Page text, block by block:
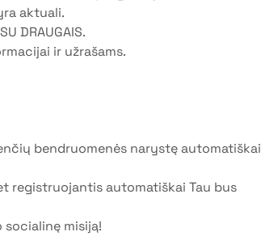
aktuali.
DRAUGAIS.
ir užrašams.
bendruomenės narystę automatiškai
registruojantis automatiškai Tau bus
socialinę misiją!